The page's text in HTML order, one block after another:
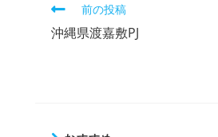
前の投稿
沖縄県渡嘉敷PJ